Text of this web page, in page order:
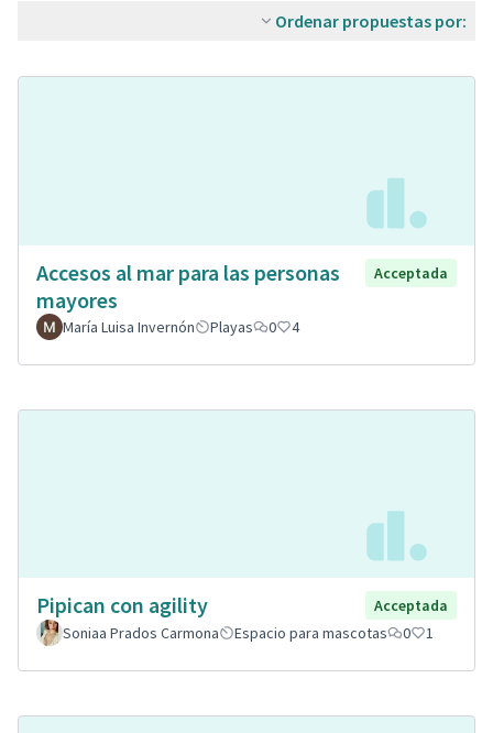
Ordenar propuestas por:
Accesos al mar para las personas
mayores
Acceptada
María Luisa Invernón Playas 0 4
Pipican con agility
Acceptada
Soniaa Prados Carmona
Espacio para mascotas 0 1